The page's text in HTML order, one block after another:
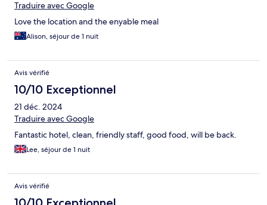
Traduire avec Google
Love the location and the enyable meal
Alison, séjour de 1 nuit
Avis vérifié
10/10 Exceptionnel
21 déc. 2024
Traduire avec Google
Fantastic hotel, clean, friendly staff, good food, will be back.
Lee, séjour de 1 nuit
Avis vérifié